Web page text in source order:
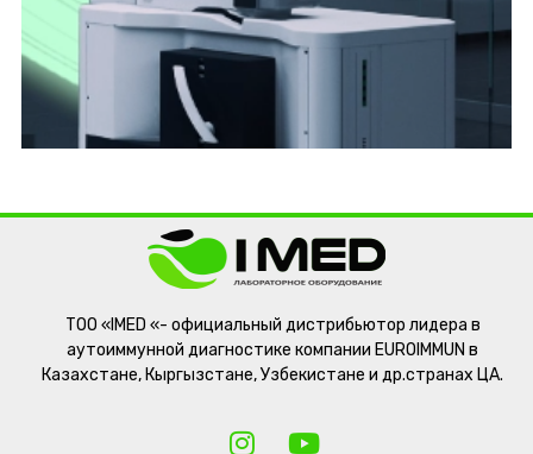
ТОО «IMED «- официальный дистрибьютор лидера в
аутоиммунной диагностике компании EUROIMMUN в
Казахстане, Кыргызстане, Узбекистане и др.странах ЦА.